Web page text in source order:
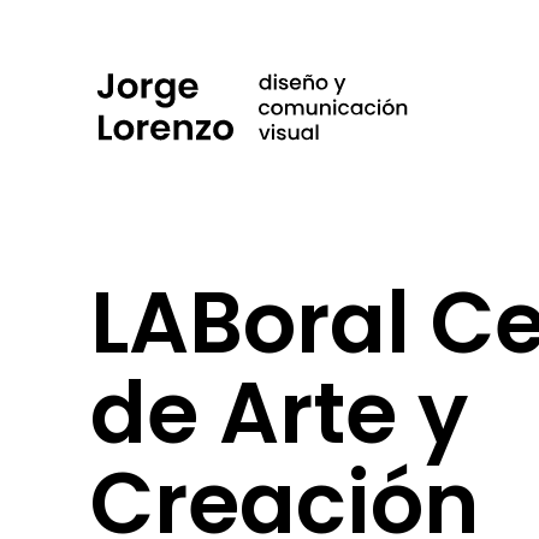
LABoral
de Arte y
Creación